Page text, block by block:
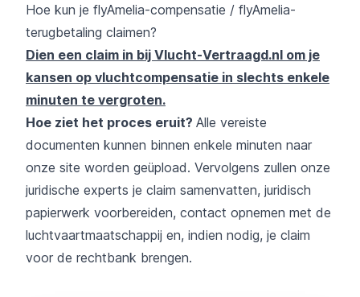
Hoe kun je flyAmelia-compensatie / flyAmelia-
terugbetaling claimen?
Dien een claim in bij Vlucht-Vertraagd.nl om je
kansen op vluchtcompensatie in slechts enkele
minuten te vergroten.
Hoe ziet het proces eruit? Alle vereiste
documenten kunnen binnen enkele minuten naar
onze site worden geüpload. Vervolgens zullen onze
juridische experts je claim samenvatten, juridisch
papierwerk voorbereiden, contact opnemen met de
luchtvaartmaatschappij en, indien nodig, je claim
voor de rechtbank brengen.